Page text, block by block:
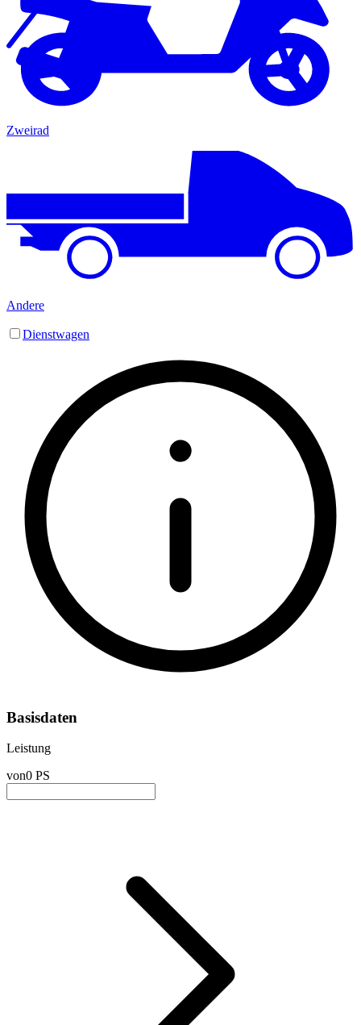
Zweirad
Andere
Dienstwagen
Basisdaten
Leistung
von0 PS